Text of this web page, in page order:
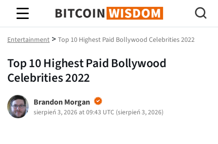
Mądrość Bitcoina
Entertainment > Top 10 Highest Paid Bollywood Celebrities 2022
Top 10 Highest Paid Bollywood
Celebrities 2022
Brandon Morgan
sierpień 3, 2026 at 09:43 UTC (sierpień 3, 2026)